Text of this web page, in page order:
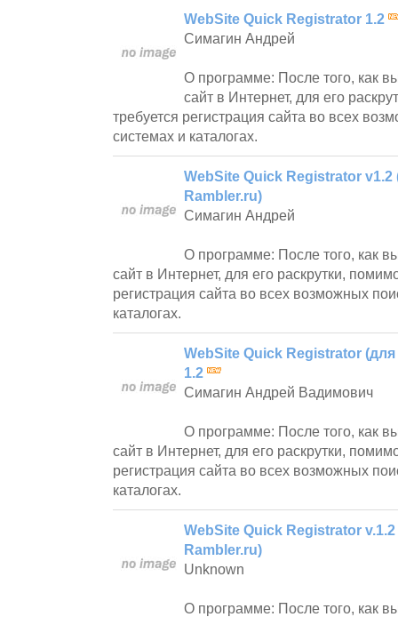
WebSite Quick Registrator 1.2
Симагин Андрей
О программе: После того, как
сайт в Интернет, для его
требуется регистрация сайта во всех
системах и каталогах.
WebSite Quick Registrator v1.2
Rambler.ru)
Симагин Андрей
О программе: После того, как
сайт в Интернет, для его раскрутки,
регистрация сайта во всех возможных
каталогах.
WebSite Quick Registrator
1.2
Симагин Андрей Вадимович
О программе: После того, как
сайт в Интернет, для его раскрутки,
регистрация сайта во всех возможных
каталогах.
WebSite Quick Registrator
Rambler.ru)
Unknown
О программе: После того, как